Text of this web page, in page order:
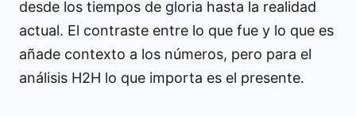
desde los tiempos de gloria hasta la realidad
actual. El contraste entre lo que fue y lo que es
añade contexto a los números, pero para el
análisis H2H lo que importa es el presente.